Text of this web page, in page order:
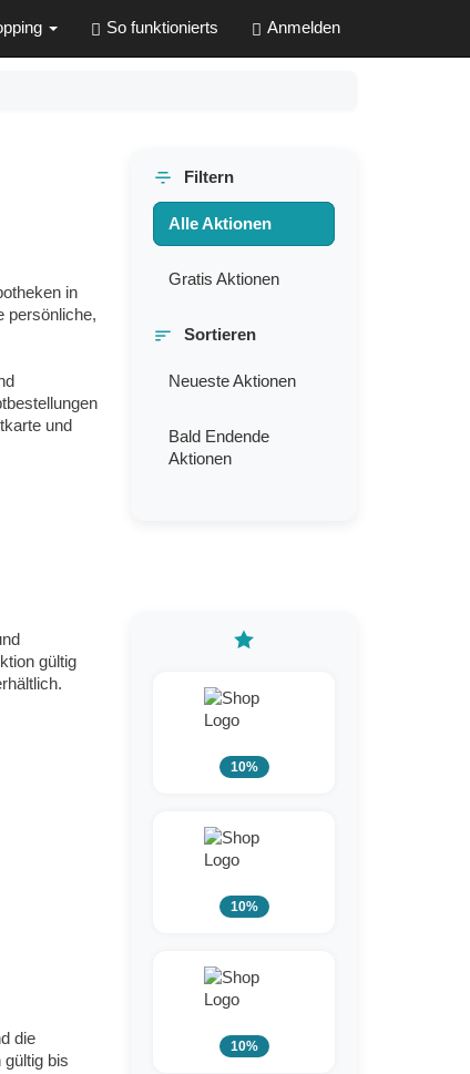
So funktionierts Anmelden
Filtern
Alle Aktionen
Gratis Aktionen
Sortieren
Neueste Aktionen
Bald Endende
Aktionen
in
persönliche,
und
10%
10%
10%
gültig
die
bis